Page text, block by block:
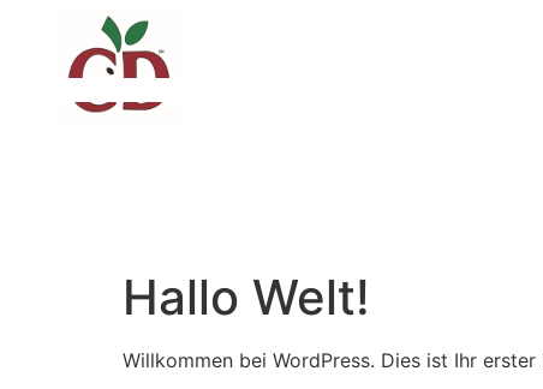
Hallo Welt!
Willkommen bei WordPress. Dies ist Ihr